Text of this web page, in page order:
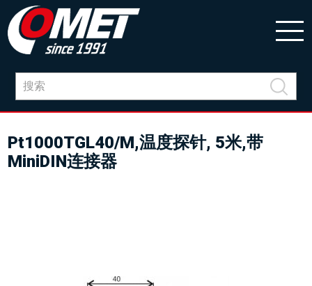
Pt1000TGL40/M,温度探针, 5米,带
MiniDIN连接器